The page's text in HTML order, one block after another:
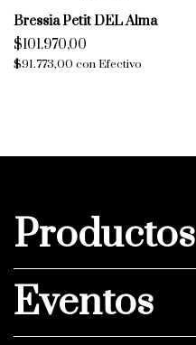
Bressia Petit DEL Alma
$101.970,00
$91.773,00 conEfectivo
Productos
Eventos